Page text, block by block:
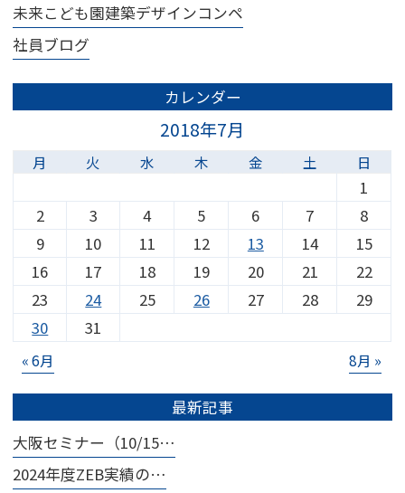
未来こども園建築デザインコンペ
社員ブログ
カレンダー
2018年7月
月 火 水 木 金 土 日
« 6月 8月 »
1
2
3 4 5 6 7
8
9
10 11 12 13 14
15
16
17 18 19 20 21
22
23
24 25 26 27 28
29
30
31
最新記事
大阪セミナー（10/15…
2024年度ZEB実績の…